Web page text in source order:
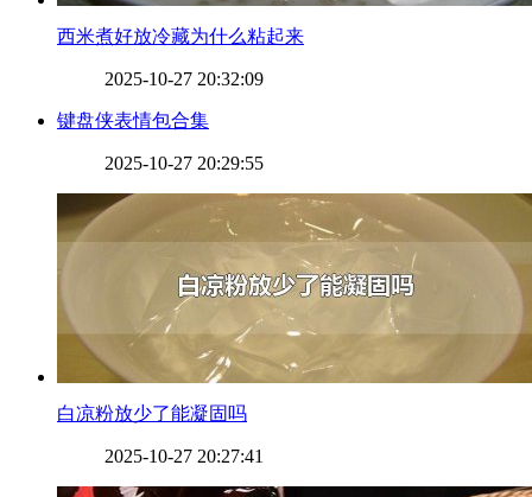
​西米煮好放冷藏为什么粘起来
2025-10-27 20:32:09
​键盘侠表情包合集
2025-10-27 20:29:55
​白凉粉放少了能凝固吗
2025-10-27 20:27:41